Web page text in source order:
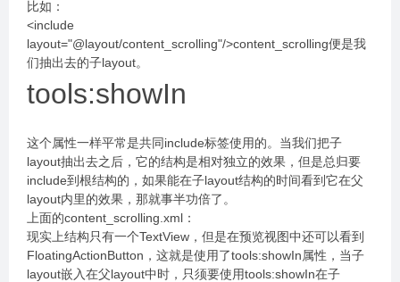
比如：
<include
layout="@layout/content_scrolling"/>content_scrolling便是我
们抽出去的子layout。
tools:showIn
这个属性一样平常是共同include标签使用的。当我们把子
layout抽出去之后，它的结构是相对独立的效果，但是总归要
include到根结构的，如果能在子layout结构的时间看到它在父
layout内里的效果，那就事半功倍了。
上面的content_scrolling.xml：
现实上结构只有一个TextView，但是在预览视图中还可以看到
FloatingActionButton，这就是使用了tools:showIn属性，当子
layout嵌入在父layout中时，只须要使用tools:showIn在子